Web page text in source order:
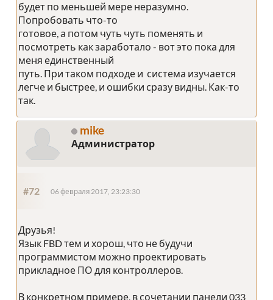
будет по меньшей мере неразумно.
Попробовать что-то
готовое, а потом чуть чуть поменять и
посмотреть как заработало - вот это пока для
меня единственный
путь. При таком подходе и система изучается
легче и быстрее, и ошибки сразу видны. Как-то
так.
mike
Администратор
#72 06 февраля 2017, 23:23:30
Друзья!
Язык FBD тем и хорош, что не будучи
программистом можно проектировать
прикладное ПО для контроллеров.
В конкретном примере, в сочетании панели 033